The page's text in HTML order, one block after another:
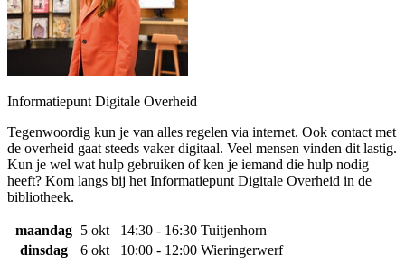
Informatiepunt Digitale Overheid
Tegenwoordig kun je van alles regelen via internet. Ook contact met
de overheid gaat steeds vaker digitaal. Veel mensen vinden dit lastig.
Kun je wel wat hulp gebruiken of ken je iemand die hulp nodig
heeft? Kom langs bij het Informatiepunt Digitale Overheid in de
bibliotheek.
maandag 5 okt 14:30 - 16:30 Tuitjenhorn
dinsdag
6 okt 10:00 - 12:00 Wieringerwerf